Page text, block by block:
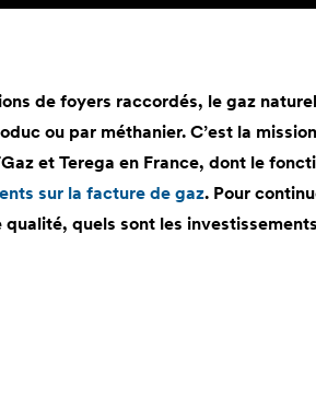
de foyers raccordés, le gaz
ou par méthanier. C’est la
et Terega en France, dont le
sur la facture de gaz. Pour
quels sont les